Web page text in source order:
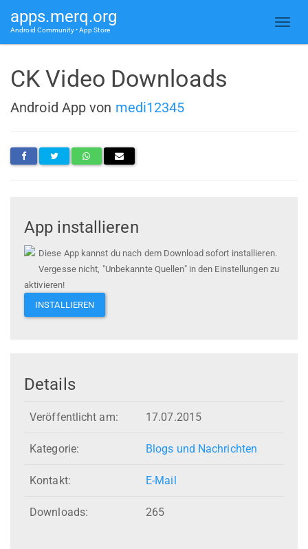
apps.merq.org
Android Community • App Store
CK Video Downloads
Android App von medi12345
App installieren
Diese App kannst du nach dem Download sofort installieren.
Vergesse nicht, "Unbekannte Quellen" in den Einstellungen zu
aktivieren!
INSTALLIEREN
Details
Veröffentlicht am: 17.07.2015
Kategorie: Blogs und Nachrichten
Kontakt: E-Mail
Downloads: 265